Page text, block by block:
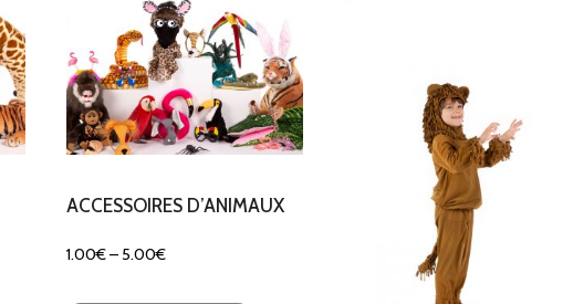
ACCESSOIRES D’ANIMAUX
1.00€– 5.00€